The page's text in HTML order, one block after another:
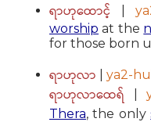
ရာဟုထောင့်
worship at the
for those born
ရာဟုလာ ya2-
ရာဟုလာထေရ် |
Thera, the only